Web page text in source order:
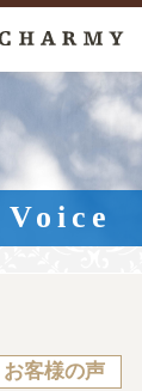
New Arrival
About
Ring
Voice
お客様の声